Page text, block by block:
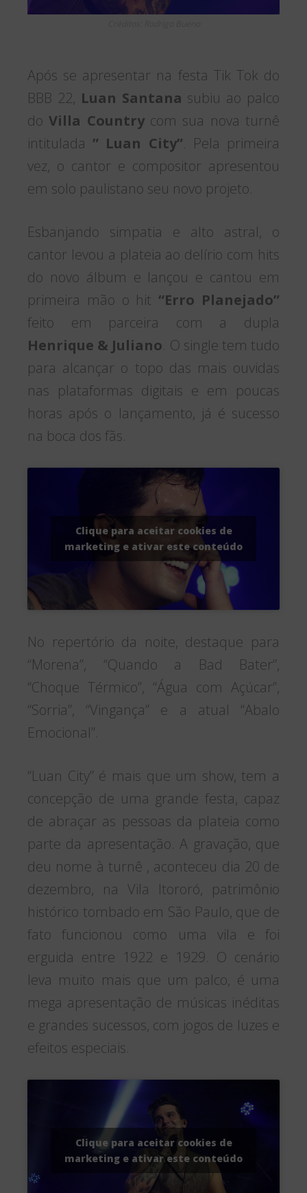
Após se apresentar na festa Tik Tok do
BBB 22, Luan Santana subiu ao palco
doVilla Countrycom sua nova turnê
intitulada ” Luan City”. Pela primeira
vez, o cantor e compositor apresentou
em solo paulistano seu novo projeto.
Esbanjando simpatia e alto astral, o
cantor levou a plateia ao delírio com hits
do novo álbum e lançou e cantou em
primeira mão o hit “Erro Planejado”
feito em parceira com a dupla
Henrique & Juliano. O single tem tudo
para alcançar o topo das mais ouvidas
nas plataformas digitais e em poucas
horas após o lançamento, já é sucesso
na boca dos fãs.
Clique para aceitar cookies de
marketing e ativar este conteúdo
No repertório da noite, destaque para
“Morena”, “Quando a Bad Bater”,
“Choque Térmico”, “Água com Açúcar”,
“Sorria”, “Vingança” e a atual “Abalo
Emocional”.
“Luan City” é mais que um show, tem a
concepção de uma grande festa, capaz
de abraçar as pessoas da plateia como
parte da apresentação. A gravação, que
deu nome à turnê , aconteceu dia 20 de
dezembro, na Vila Itororó, patrimônio
histórico tombado em São Paulo, que de
fato funcionou como uma vila e foi
erguida entre 1922 e 1929. O cenário
leva muito mais que um palco, é uma
mega apresentação de músicas inéditas
e grandes sucessos, com jogos de luzes e
efeitos especiais.
Clique para aceitar cookies de
marketing e ativar este conteúdo